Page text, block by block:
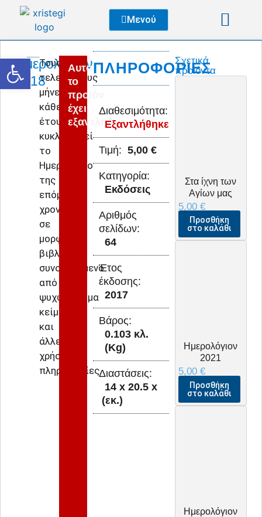
Μενού
Ημερολόγιον
2018
Τους
τελευταίους
μήνες
κάθε
έτους
κυκλοφορεί
το
Ημερολόγιο
της
επόμενης
χρονιάς
σε
μορφή
βιβλίου
συνοδευόμενο
από
ψυχωφέλημα
κείμενα
και
άλλες
χρήσιμες
πληροφορίες.
Αυτό
το
προϊόν
έχει
εξαντληθεί
ΠΛΗΡΟΦΟΡΊΕΣ
Διαθεσιμότητα:
Εξαντλήθηκε
Τιμή: 5,00€
Κατηγορία:
Εκδόσεις
Αριθμός
σελίδων:
64
Έτος
έκδοσης:
2017
Βάρος:
0.103 κλ.
(Kg)
Διαστάσεις:
14 x 20.5 x
(εκ.)
Σχετικά
προϊόντα
Στα ίχνη των
Αγίων μας
5,00 €
Προσθήκη
στο καλάθι
Ημερολόγιον
2021
5,00 €
Προσθήκη
στο καλάθι
Ημερολόγιον
Ανοίξτε τη γραμμή εργαλείων